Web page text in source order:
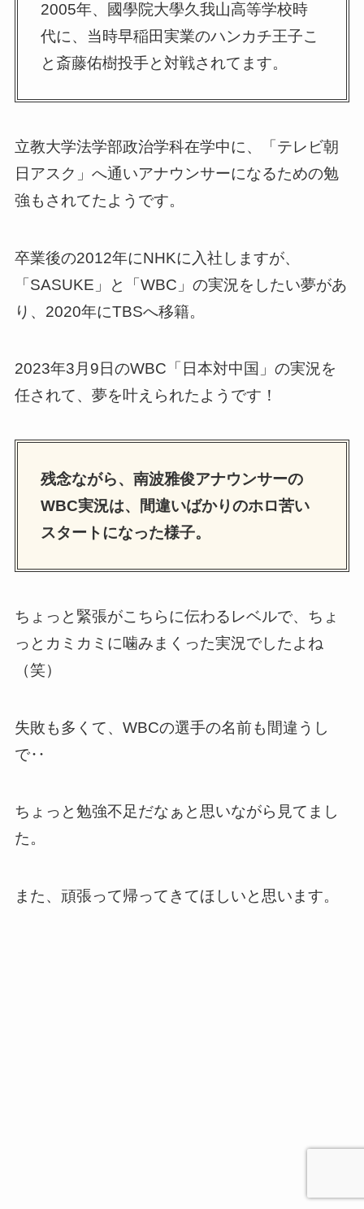
2005年、國學院大學久我山高等学校時
代に、当時早稲田実業のハンカチ王子こ
と斎藤佑樹投手と対戦されてます。
立教大学法学部政治学科在学中に、「テレビ朝
日アスク」へ通いアナウンサーになるための勉
強もされてたようです。
卒業後の2012年にNHKに入社しますが、
「SASUKE」と「WBC」の実況をしたい夢があ
り、2020年にTBSへ移籍。
2023年3月9日のWBC「日本対中国」の実況を
任されて、夢を叶えられたようです！
残念ながら、南波雅俊アナウンサーの
WBC実況は、間違いばかりのホロ苦い
スタートになった様子。
ちょっと緊張がこちらに伝わるレベルで、ちょ
っとカミカミに噛みまくった実況でしたよね
（笑）
失敗も多くて、WBCの選手の名前も間違うし
で‥
ちょっと勉強不足だなぁと思いながら見てまし
た。
また、頑張って帰ってきてほしいと思います。